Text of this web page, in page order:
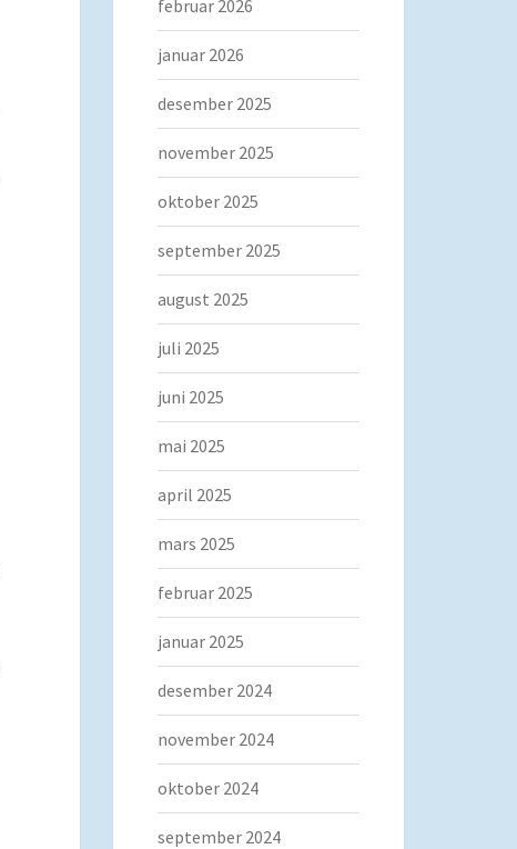
februar 2026
januar 2026
desember 2025
november 2025
oktober 2025
september 2025
august 2025
juli 2025
juni 2025
mai 2025
april 2025
mars 2025
februar 2025
januar 2025
desember 2024
november 2024
oktober 2024
september 2024